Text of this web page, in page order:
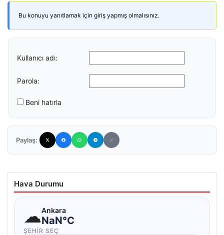
Bu konuyu yanıtlamak için giriş yapmış olmalısınız.
Kullanıcı adı:
Parola:
Beni hatırla
Paylaş:
Hava Durumu
☁Ankara
NaN°C
ŞEHIR SEÇ